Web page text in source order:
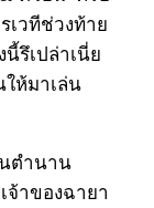
เวทีช่วงท้าย
นี้รึเปล่าเนี่ย
ให้มาเล่น
นตำนาน
จ้าของฉายา